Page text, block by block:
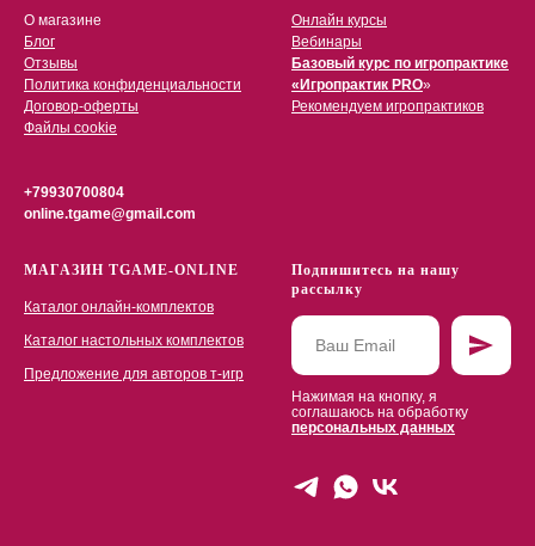
О магазине
Блог
Отзывы
Политика конфиденциальности
Договор-оферты
Файлы cookie
+79930700804
online.tgame@gmail.com
Онлайн курсы
Вебинары
Базовый курс по игропрактике
«Игропрактик PRO»
Рекомендуем игропрактиков
МАГАЗИН TGAME-ONLINE
Каталог онлайн-комплектов
Каталог настольных комплектов
Предложение для авторов т-игр
Подпишитесь на нашу
рассылку
Нажимая на кнопку, я
соглашаюсь на обработку
персональных данных